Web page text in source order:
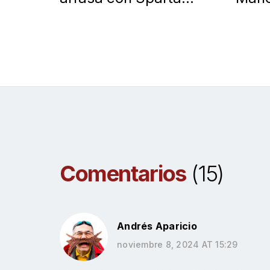
Comentarios(15)
Andrés Aparicio
noviembre 8, 2024 AT 15:29